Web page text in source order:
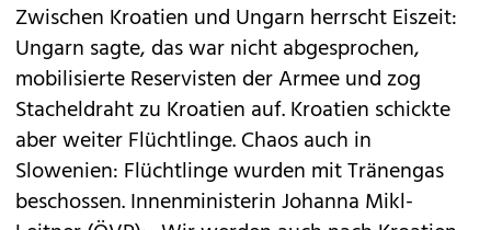
Zwischen Kroatien und Ungarn herrscht Eiszeit:
Ungarn sagte, das war nicht abgesprochen,
mobilisierte Reservisten der Armee und zog
Stacheldraht zu Kroatien auf. Kroatien schickte
aber weiter Flüchtlinge. Chaos auch in
Slowenien: Flüchtlinge wurden mit Tränengas
beschossen. Innenministerin Johanna Mikl-